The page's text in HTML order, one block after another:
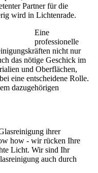
Partner für die
wird in Lichtenrade.
Eine
professionelle
nicht nur
das nötige Geschick im
und Oberflächen,
eine entscheidene Rolle.
dazugehörigen
ihrer
how - wir rücken Ihre
Licht. Wir sind Ihr
auch durch